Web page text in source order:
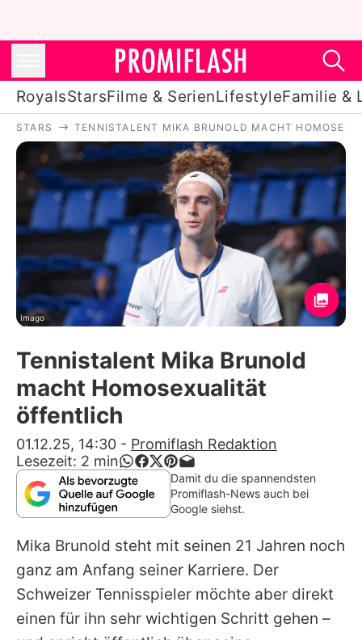
RoyalsStarsFilme & SerienLifestyleFamilie &
Royals
Stars
Filme & Serien
Lifestyle
Familie & Liebe
Promiflash Exklusiv
Alle Themen auf Promiflash
App runterladen
Team
Redaktionelle Richtlinien
Impressum
Datenschutzerklärung
Nutzungsbedingungen
STARS TENNISTALENT MIKA BRUNOLD MACHT
Imago
Tennistalent Mika Brunold
macht Homosexualität
öffentlich
01.12.25, 14:30 - Promiflash Redaktion
Lesezeit: 2 min
Damit du die spannendsten
Promiflash-News auch bei
Google siehst.
Mika Brunold steht mit seinen 21 Jahren noch
ganz am Anfang seiner Karriere. Der
Schweizer Tennisspieler möchte aber direkt
einen für ihn sehr wichtigen Schritt gehen –